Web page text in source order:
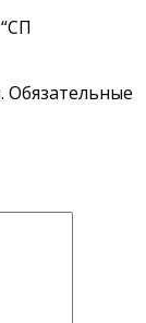
Обязательные